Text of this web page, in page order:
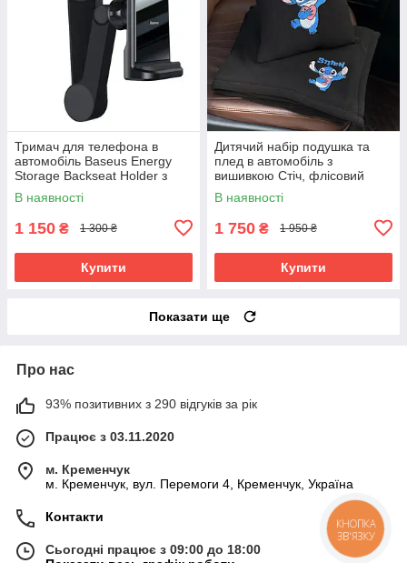
Тримач для телефона в
автомобіль Baseus Energy
Storage Backseat Holder з
бездротовою зарядкою
В наявності
1 150 ₴ 1 300 ₴
Купити
Дитячий набір подушка та
плед в автомобіль з
вишивкою Стіч, флісовий
набір
В наявності
1 750 ₴ 1 950 ₴
Купити
Показати ще
Про нас
93% позитивних з 290 відгуків за рік
Працює з 03.11.2020
м. Кременчук
м. Кременчук, вул. Перемоги 4, Кременчук, Україна
Контакти
Сьогодні працює з 09:00 до 18:00
КНОПКА
ЗВ'ЯЗКУ